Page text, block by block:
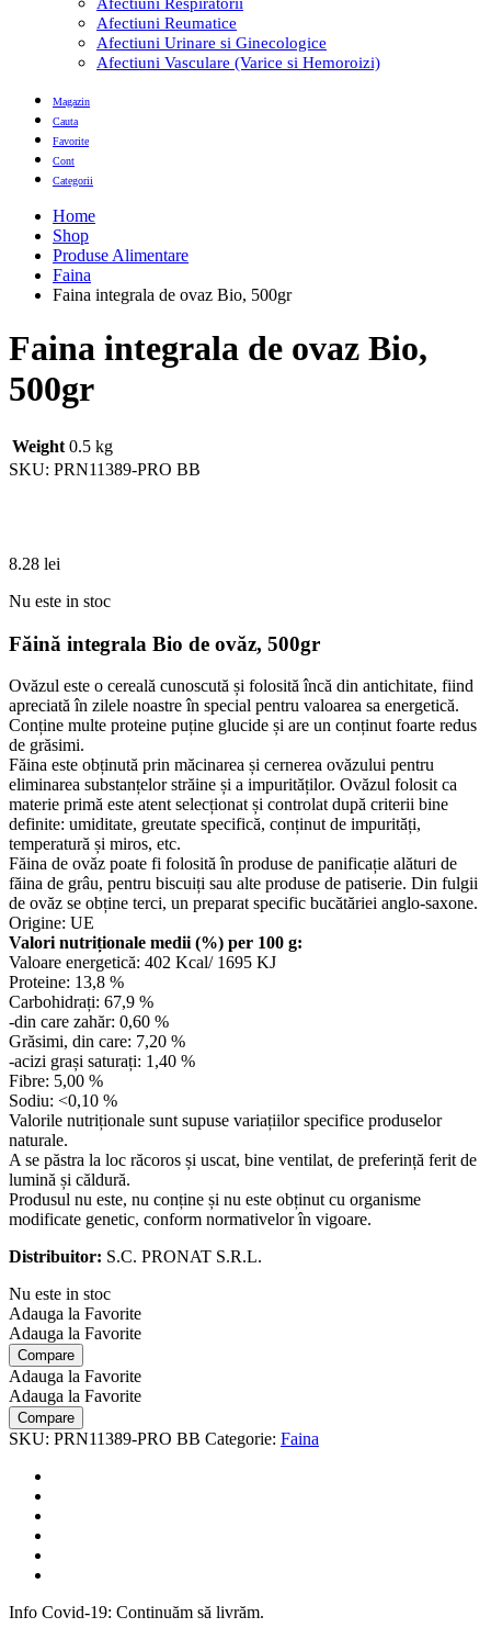
Afectiuni Reumatice
Afectiuni Urinare si Ginecologice
Afectiuni Vasculare (Varice si Hemoroizi)
Magazin
Cauta
Favorite
Cont
Categorii
Home
Shop
Produse Alimentare
Faina
Faina integrala de ovaz Bio, 500gr
Faina integrala de ovaz Bio,
500gr
Weight 0.5 kg
SKU: PRN11389-PRO BB
8.28 lei
Nu este in stoc
Făină integrala Bio de ovăz, 500gr
Ovăzul este o cereală cunoscută și folosită încă din antichitate, fiind
apreciată în zilele noastre în special pentru valoarea sa energetică.
Conține multe proteine puține glucide și are un conținut foarte redus
de grăsimi.
Făina este obținută prin măcinarea și cernerea ovăzului pentru
eliminarea substanțelor străine și a impurităților. Ovăzul folosit ca
materie primă este atent selecționat și controlat după criterii bine
definite: umiditate, greutate specifică, conținut de impurități,
temperatură și miros, etc.
Făina de ovăz poate fi folosită în produse de panificație alături de
făina de grâu, pentru biscuiți sau alte produse de patiserie. Din fulgii
de ovăz se obține terci, un preparat specific bucătăriei anglo-saxone.
Origine: UE
Valori nutriționale medii (%) per 100 g:
Valoare energetică: 402 Kcal/ 1695 KJ
Proteine: 13,8 %
Carbohidrați: 67,9 %
-din care zahăr: 0,60 %
Grăsimi, din care: 7,20 %
-acizi grași saturați: 1,40 %
Fibre: 5,00 %
Sodiu: <0,10 %
Valorile nutriționale sunt supuse variațiilor specifice produselor
naturale.
A se păstra la loc răcoros și uscat, bine ventilat, de preferință ferit de
lumină și căldură.
Produsul nu este, nu conține și nu este obținut cu organisme
modificate genetic, conform normativelor în vigoare.
Distribuitor: S.C. PRONAT S.R.L.
Nu este in stoc
Adauga la Favorite
Adauga la Favorite
Compare
Adauga la Favorite
Adauga la Favorite
Compare
SKU: PRN11389-PRO BB Categorie: Faina
Info Covid-19: Continuăm să livrăm.